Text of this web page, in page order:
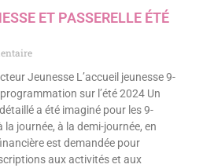
ET PASSERELLE ÉTÉ
Jeunesse L’accueil jeunesse 9-
sur l’été 2024 Un
a été imaginé pour les 9-
journée, à la demi-journée, en
est demandée pour
aux activités et aux